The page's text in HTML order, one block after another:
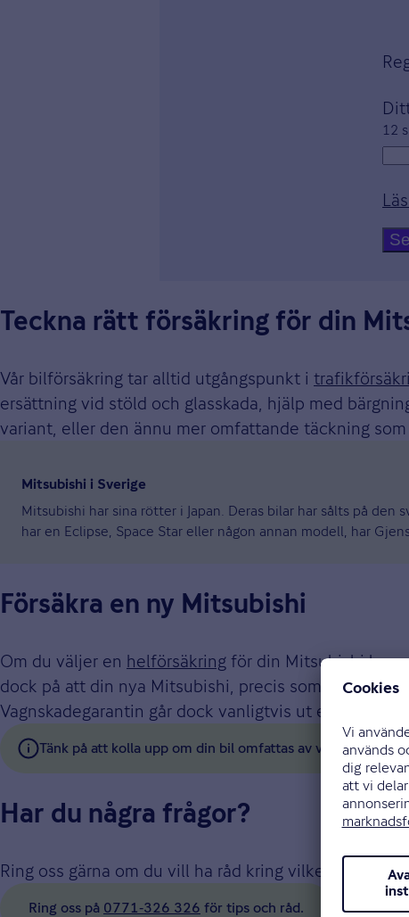
12
Teckna rätt försäkring för din
Vår bilförsäkring tar alltid utgångspunkt i
ersättning vid stöld och glasskada, hjälp med
variant, eller den ännu mer omfattande täckning som
Mitsubishi i Sverige
Mitsubishi har sina rötter i Japan. Deras bilar har sålts på
har en Eclipse, Space Star eller någon annan modell, har
Försäkra en ny Mitsubishi
Om du väljer en helförsäkring för din Mitsubishi
dock på att din nya Mitsubishi, precis som de flesta
Vagnskadegarantin går dock vanligtvis ut efter tre
Tänk på att kolla upp om din bil omfattas av
Har du några frågor?
Ring oss gärna om du vill ha råd kring vilken
Ring oss på 0771‑326 326 för tips och råd.